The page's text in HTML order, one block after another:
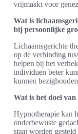
vrijmaakt voor
Wat is
bij persoonlijke
Lichaamsgerichte
op de verbinding
helpen bij het
individuen beter
kunnen
Wat is het doel
Hypnotherapie kan
onderbewuste
staat worden